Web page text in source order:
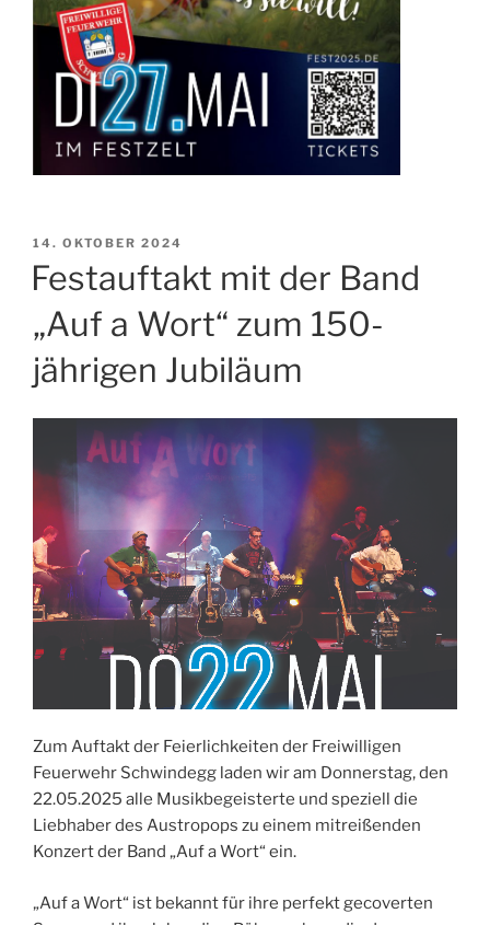
VERÖFFENTLICHT
14. OKTOBER 2024
Festauftakt mit der Band
„Auf a Wort“ zum 150-
jährigen Jubiläum
Zum Auftakt der Feierlichkeiten der Freiwilligen
Feuerwehr Schwindegg laden wir am Donnerstag, den
22.05.2025 alle Musikbegeisterte und speziell die
Liebhaber des Austropops zu einem mitreißenden
Konzert der Band „Auf a Wort“ ein.
„Auf a Wort“ ist bekannt für ihre perfekt gecoverten